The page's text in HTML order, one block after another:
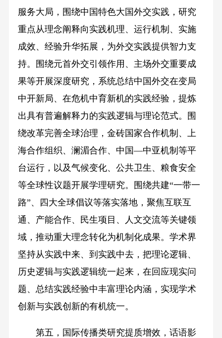
服务大局，围绕中国特色大国外交实践，研究
重点从理念阐释向实践机理、运行机制、实施
成效、经验升华拓展，为外交实践提供智力支
持。围绕元首外交引领作用、主场外交重要成
果等开展深度研究，系统总结中国外交在变局
中开新局、在危机中育新机的实践经验，提炼
出具有普遍解释力的实践逻辑与理论范式。围
绕改革完善全球治理，金砖国家合作机制、上
海合作组织、澜湄合作、中国—中亚机制等平
台运行，以及气候变化、公共卫生、粮食安全
等全球性议题开展学理研究。围绕共建“一带一
路”、四大全球倡议等落实落地，聚焦互联互
通、产能合作、民生项目、人文交流等关键领
域，推动重大理念转化为机制化成果。学术界
坚持从实践中来、到实践中去，把理论逻辑、
历史逻辑与实践逻辑统一起来，在回应现实问
题、总结实践经验中丰富理论内涵，实现学术
创新与实践创新的有机统一。
第五，国际传播类研究提质增效，话语影